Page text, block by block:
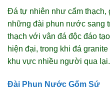
Đá tự nhiên như cẩm thạch,
những đài phun nước sang
thạch với vân đá độc đáo
hiện đại, trong khi đá
khu vực nhiều người qua lại.
Đài Phun Nước Gốm Sứ